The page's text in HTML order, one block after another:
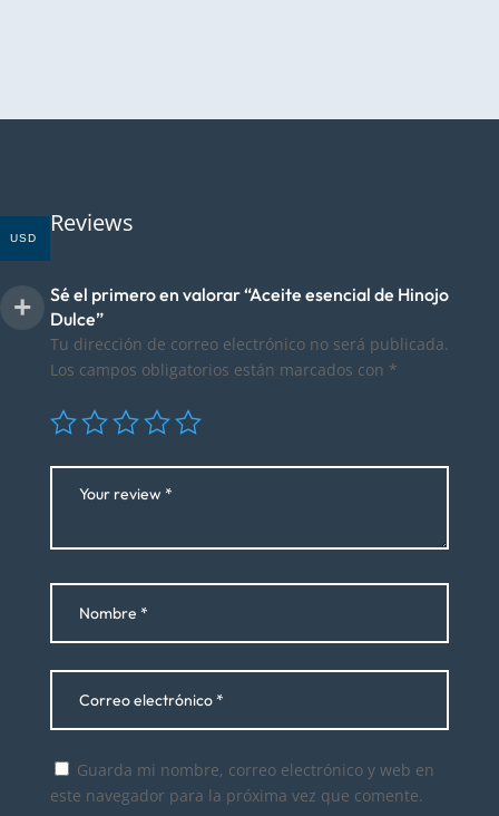
$26.81
$26.81
Reviews
Sé el primero en valorar “Aceite esencial de Hinojo
Dulce”
Tu dirección de correo electrónico no será publicada.
Los campos obligatorios están marcados con *
Guarda mi nombre, correo electrónico y web en
este navegador para la próxima vez que comente.
USD